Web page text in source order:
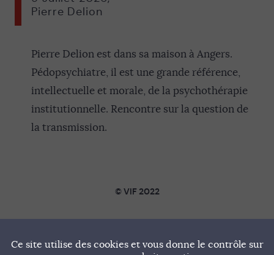
Pierre Delion
Pierre Delion est dans sa maison à Angers.
Pédopsychiatre, il est une grande référence,
intellectuelle et morale, de la psychothérapie
institutionnelle. Rencontre sur la question de
la transmission.
© VIF 2022
SOUTENIR VIF
NOTRE MANIFESTE
Ce site utilise des cookies et vous donne le contrôle sur